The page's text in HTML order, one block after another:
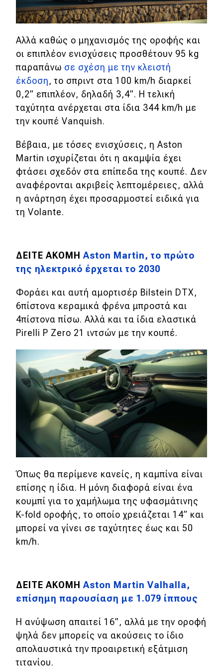
Eco
Τεχνολογία
Mobility
Σταθμοί φόρτισης
Classic
Νέα
Παρουσιάσεις
DRIVE Away
Μεταχειρισμένο
Οδηγός αγοράς
Συμβουλές
Χρηστικά
Συμβουλές
ΚΤΕΟ
Οδική βοήθεια
eDRIVE
DRIVE USED
Αλλά καθώς ο μηχανισμός της οροφής και
οι επιπλέον ενισχύσεις προσθέτουν 95 kg
παραπάνω σε σχέση με την κλειστή
έκδοση, το σπριντ στα 100 km/h διαρκεί
0,2” επιπλέον, δηλαδή 3,4”. Η τελική
ταχύτητα ανέρχεται στα ίδια 344 km/h με
την κουπέ Vanquish.
Βέβαια, με τόσες ενισχύσεις, η Aston
Martin ισχυρίζεται ότι η ακαμψία έχει
φτάσει σχεδόν στα επίπεδα της κουπέ. Δεν
αναφέρονται ακριβείς λεπτομέρειες, αλλά
η ανάρτηση έχει προσαρμοστεί ειδικά για
τη Volante.
ΔΕΙΤΕ ΑΚΟΜΗ Aston Martin, το πρώτο
της ηλεκτρικό έρχεται το 2030
Φοράει και αυτή αμορτισέρ Bilstein DTX,
6πίστονα κεραμικά φρένα μπροστά και
4πίστονα πίσω. Αλλά και τα ίδια ελαστικά
Pirelli P Zero 21 ιντσών με την κουπέ.
Όπως θα περίμενε κανείς, η καμπίνα είναι
επίσης η ίδια. Η μόνη διαφορά είναι ένα
κουμπί για το χαμήλωμα της υφασμάτινης
K-fold οροφής, το οποίο χρειάζεται 14” και
μπορεί να γίνει σε ταχύτητες έως και 50
km/h.
ΔΕΙΤΕ ΑΚΟΜΗ Aston Martin Valhalla,
επίσημη παρουσίαση με 1.079 ίππους
Η ανύψωση απαιτεί 16”, αλλά με την οροφή
ψηλά δεν μπορείς να ακούσεις το ίδιο
απολαυστικά την προαιρετική εξάτμιση
τιτανίου.